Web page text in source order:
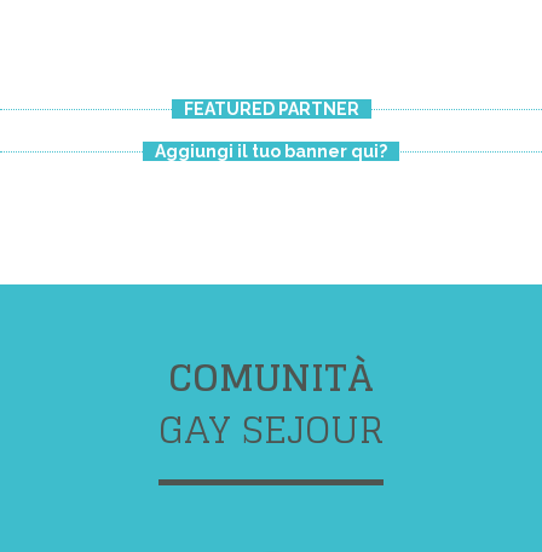
FEATURED PARTNER
Aggiungi il tuo banner qui?
COMUNITÀ
GAY SEJOUR